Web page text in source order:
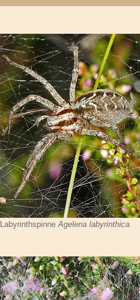
Labyrinthspinne Agelena labyrinthica